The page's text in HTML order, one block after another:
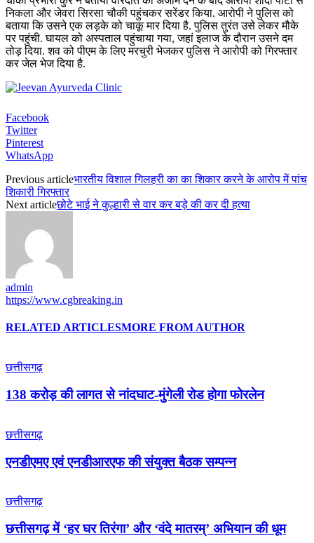
निकला और जेवरा सिरसा चौकी पहुंचकर सरेंडर किया. आरोपी ने पुलिस को
बताया कि उसने एक लड़के को चाकू मार दिया है. पुलिस तुरंत उसे लेकर मौके
पर पहुंची. घायल को अस्पताल पहुंचाया गया, जहां इलाज के दौरान उसने दम
तोड़ दिया. शव को पीएम के लिए मरचुरी भेजकर पुलिस ने आरोपी को गिरफ्तार
कर जेल भेज दिया है.
Facebook
Twitter
Pinterest
WhatsApp
Previous articleभारतीय विशाल गिलहरी का का शिकार करने के आरोप में पांच
शिकारी गिरफ्तार
Next articleछोटे भाई ने कुल्हारी से वार कर बड़े की कर दी हत्या
admin
https://www.cgbreaking.in
RELATED ARTICLESMORE FROM AUTHOR
छत्तीसगढ़
138 करोड़ की लागत से नांदघाट-मुंगेली रोड होगा फोरलेन
छत्तीसगढ़
एनडीएमए एवं एनडीआरएफ की संयुक्त बैठक सम्पन्न
छत्तीसगढ़
छत्तीसगढ़ में ‘हर घर तिरंगा’ और ‘वंदे मातरम्’ अभियान की धूम